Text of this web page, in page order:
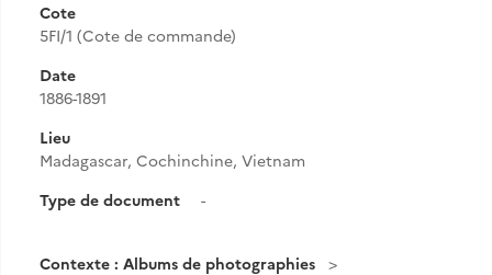
Cote
5FI/1 (Cote de commande)
Date
1886-1891
Lieu
Madagascar, Cochinchine, Vietnam
Type de document
-
Contexte : Albums de photographies